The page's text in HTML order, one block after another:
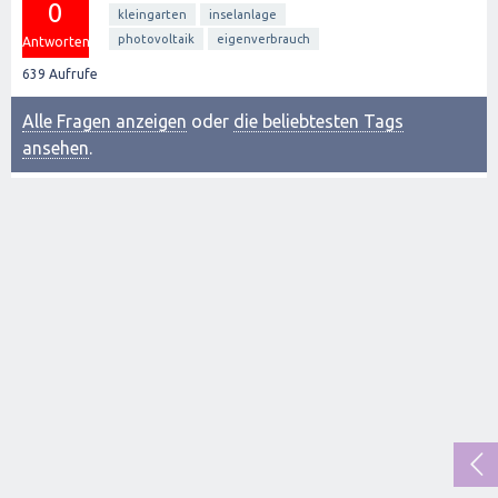
0
Antworten
639 Aufrufe
kleingarten
inselanlage
photovoltaik
eigenverbrauch
Alle Fragen anzeigen oder die beliebtesten Tags
ansehen.